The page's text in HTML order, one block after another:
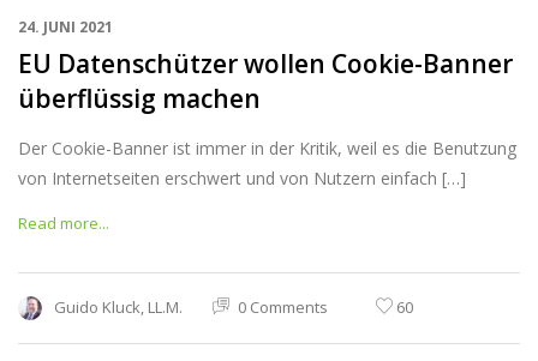
24. JUNI 2021
EU Datenschützer wollen Cookie-Banner
überflüssig machen
Der Cookie-Banner ist immer in der Kritik, weil es die Benutzung
von Internetseiten erschwert und von Nutzern einfach […]
Read more...
Guido Kluck, LL.M. 0 Comments 60